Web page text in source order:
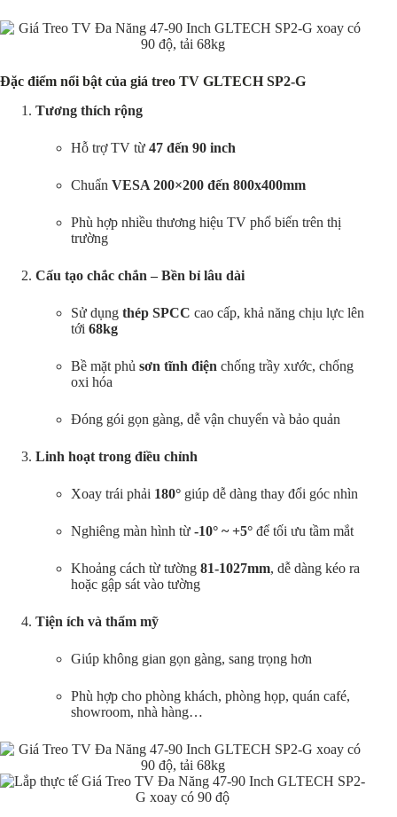
Đặc điểm nổi bật của giá treo TV GLTECH SP2-G
Tương thích rộng
Hỗ trợ TV từ 47 đến 90 inch
Chuẩn VESA 200×200 đến 800x400mm
Phù hợp nhiều thương hiệu TV phổ biến trên thị
trường
Cấu tạo chắc chắn – Bền bỉ lâu dài
Sử dụng thép SPCC cao cấp, khả năng chịu lực lên
tới 68kg
Bề mặt phủ sơn tĩnh điện chống trầy xước, chống
oxi hóa
Đóng gói gọn gàng, dễ vận chuyển và bảo quản
Linh hoạt trong điều chỉnh
Xoay trái phải 180° giúp dễ dàng thay đổi góc nhìn
Nghiêng màn hình từ -10° ~ +5° để tối ưu tầm mắt
Khoảng cách từ tường 81-1027mm, dễ dàng kéo ra
hoặc gập sát vào tường
Tiện ích và thẩm mỹ
Giúp không gian gọn gàng, sang trọng hơn
Phù hợp cho phòng khách, phòng họp, quán café,
showroom, nhà hàng…